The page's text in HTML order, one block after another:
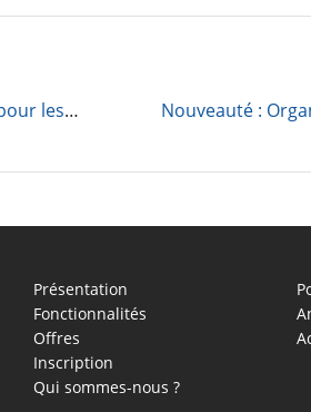
Nouveautés : Options supplémentaires pour les Adhésions, page Informations légales des sites, Consentements sur les formulaires et Bandeau de cookies
Présentation
Fonctionnalités
Offres
Inscription
Qui sommes-nous ?